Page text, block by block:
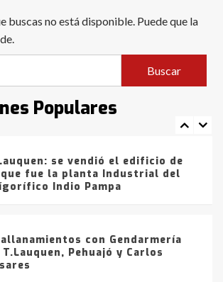
buscas no está disponible. Puede que la
Populares
lluvias y heladas, en gran parte
provincia
evadir a la Policía
detenidos por
de drogas en la
del sábado
se vendió el edificio de
fue la planta Industrial del
Indio Pampa
allanamientos con Gendarmería
T.Lauquen, Pehuajó y Carlos